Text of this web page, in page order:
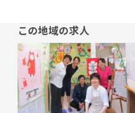
この地域の求人